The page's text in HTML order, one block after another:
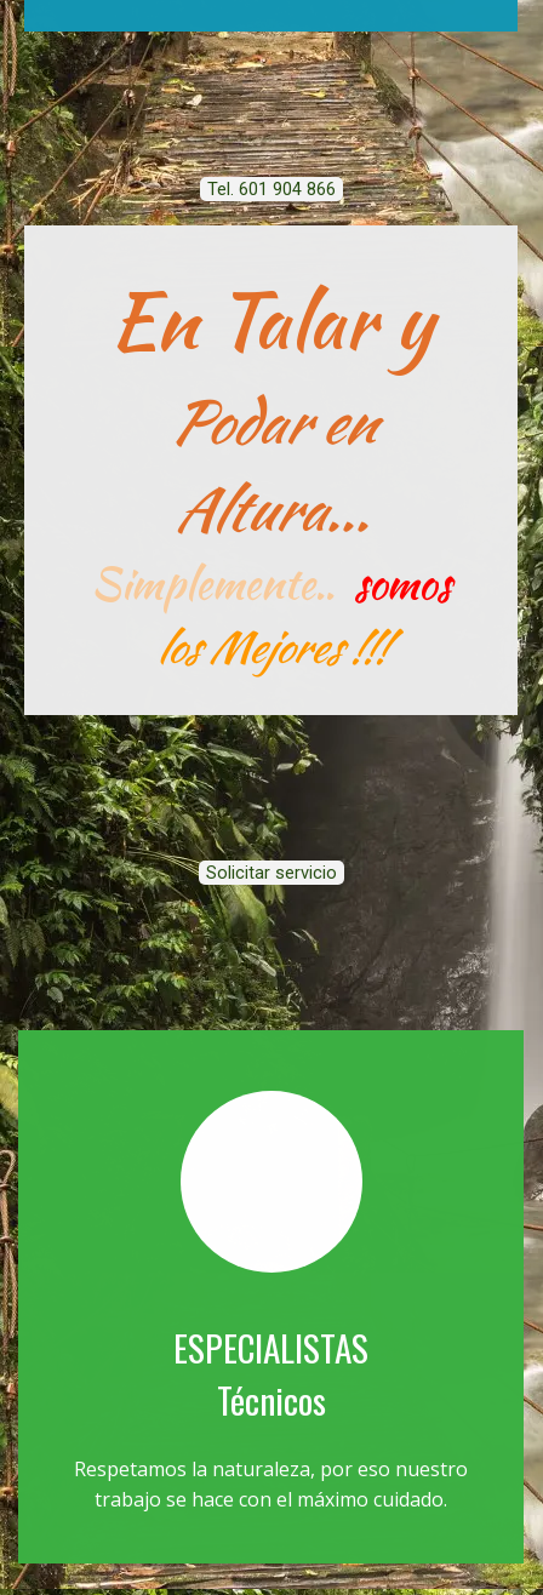
Tel. 601 904 866
En Talar y
Podar en
Altura...
Simplemente.. somos
los Mejores !!!
Solicitar servicio
ESPECIALISTAS
Técnicos
Respetamos la naturaleza, por eso nuestro
trabajo se hace con el máximo cuidado.